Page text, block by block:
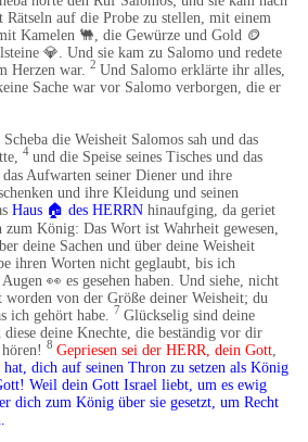
Rätseln auf die Probe zu stellen, mit einem
Kamelen 🐫​, die Gewürze und Gold 🪙
💎​. Und sie kam zu Salomo und redete
Herzen war.2Und Salomo erklärte ihr alles,
Sache war vor Salomo verborgen, die er
die Weisheit Salomos sah und das
4und die Speise seines Tisches und das
Aufwarten seiner Diener und ihre
und ihre Kleidung und seinen
Haus 🏠 des HERRNhinaufging, da geriet
zum König: Das Wort ist Wahrheit gewesen,
deine Sachen und über deine Weisheit
ihren Worten nicht geglaubt, bis ich
👀 es gesehen haben. Und siehe, nicht
von der Größe deiner Weisheit; du
ich gehört habe.
7Glückselig sind deine
deine Knechte, die beständig vor dir
hören!8Gepriesen sei der HERR, dein Gott
dich auf seinen Thron zu setzen als König
Weil dein Gott Israel liebt, um es ewig
dich zum König über sie gesetzt, um Recht